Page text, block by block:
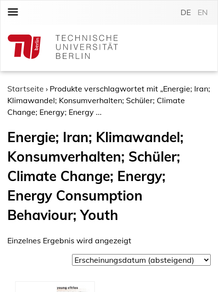
c
DE EN
Startseite › Produkte verschlagwortet mit „Energie; Iran;
Klimawandel; Konsumverhalten; Schüler; Climate
Change; Energy; Energy ...
Energie; Iran; Klimawandel;
Konsumverhalten; Schüler;
Climate Change; Energy;
Energy Consumption
Behaviour; Youth
Einzelnes Ergebnis wird angezeigt